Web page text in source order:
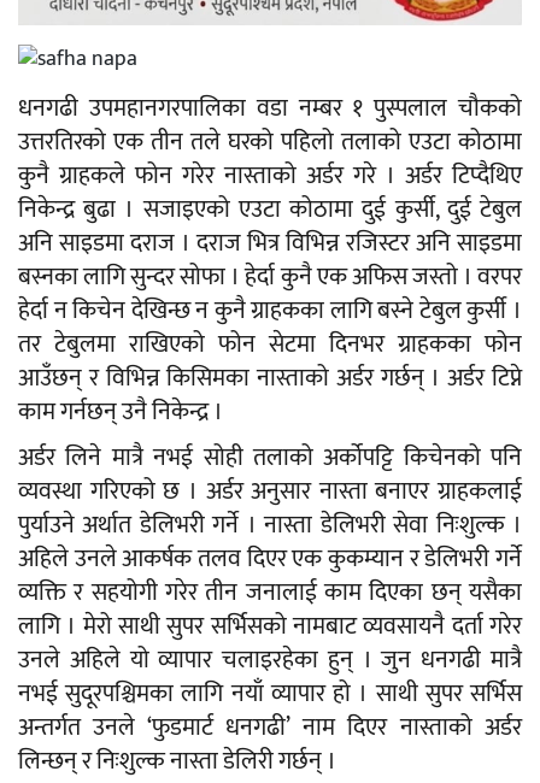
धनगढी उपमहानगरपालिका वडा नम्बर १ पुस्पलाल चौकको
उत्तरतिरको एक तीन तले घरको पहिलो तलाको एउटा कोठामा
कुनै ग्राहकले फोन गरेर नास्ताको अर्डर गरे । अर्डर टिप्दैथिए
निकेन्द्र बुढा । सजाइएको एउटा कोठामा दुई कुर्सी, दुई टेबुल
अनि साइडमा दराज । दराज भित्र विभिन्न रजिस्टर अनि साइडमा
बस्नका लागि सुन्दर सोफा । हेर्दा कुनै एक अफिस जस्तो । वरपर
हेर्दा न किचेन देखिन्छ न कुनै ग्राहकका लागि बस्ने टेबुल कुर्सी ।
तर टेबुलमा राखिएको फोन सेटमा दिनभर ग्राहकका फोन
आउँछन् र विभिन्न किसिमका नास्ताको अर्डर गर्छन् । अर्डर टिप्ने
काम गर्नछन् उनै निकेन्द्र ।
अर्डर लिने मात्रै नभई सोही तलाको अर्कोपट्टि किचेनको पनि
व्यवस्था गरिएको छ । अर्डर अनुसार नास्ता बनाएर ग्राहकलाई
पुर्याउने अर्थात डेलिभरी गर्ने । नास्ता डेलिभरी सेवा निःशुल्क ।
अहिले उनले आकर्षक तलव दिएर एक कुकम्यान र डेलिभरी गर्ने
व्यक्ति र सहयोगी गरेर तीन जनालाई काम दिएका छन् यसैका
लागि । मेरो साथी सुपर सर्भिसको नामबाट व्यवसायनै दर्ता गरेर
उनले अहिले यो व्यापार चलाइरहेका हुन् । जुन धनगढी मात्रै
नभई सुदूरपश्चिमका लागि नयाँ व्यापार हो । साथी सुपर सर्भिस
अन्तर्गत उनले ‘फुडमार्ट धनगढी’ नाम दिएर नास्ताको अर्डर
लिन्छन् र निःशुल्क नास्ता डेलिरी गर्छन् ।